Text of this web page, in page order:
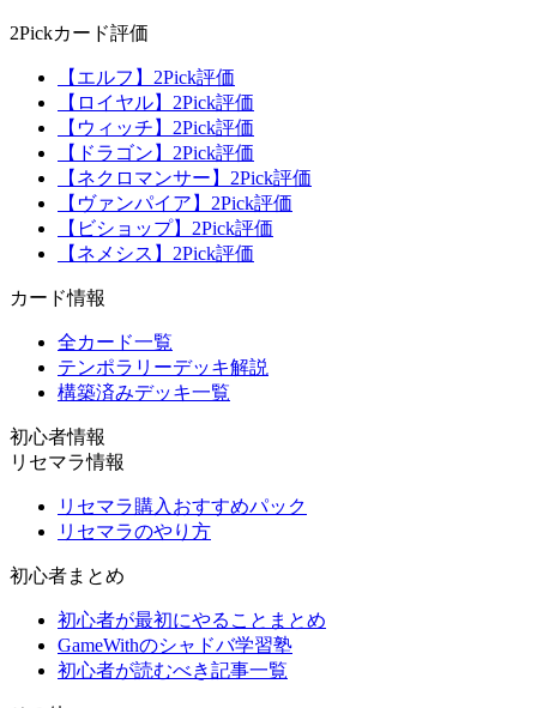
2Pickカード評価
【エルフ】2Pick評価
【ロイヤル】2Pick評価
【ウィッチ】2Pick評価
【ドラゴン】2Pick評価
【ネクロマンサー】2Pick評価
【ヴァンパイア】2Pick評価
【ビショップ】2Pick評価
【ネメシス】2Pick評価
カード情報
全カード一覧
テンポラリーデッキ解説
構築済みデッキ一覧
初心者情報
リセマラ情報
リセマラ購入おすすめパック
リセマラのやり方
初心者まとめ
初心者が最初にやることまとめ
GameWithのシャドバ学習塾
初心者が読むべき記事一覧